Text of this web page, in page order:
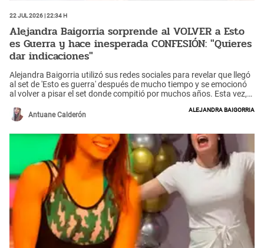
22 Jul 2026 | 22:34 h
Alejandra Baigorria sorprende al VOLVER a Esto
es Guerra y hace inesperada CONFESIÓN: "Quieres
dar indicaciones"
Alejandra Baigorria utilizó sus redes sociales para revelar que llegó
al set de 'Esto es guerra' después de mucho tiempo y se emocionó
al volver a pisar el set donde compitió por muchos años. Esta vez,
Semifinal y apoyar a Said Palao, pero confesó que quiso darle
indicaciones a la producción. ¿Volverá como competidora?
Antuane Calderón
Alejandra Baigorria